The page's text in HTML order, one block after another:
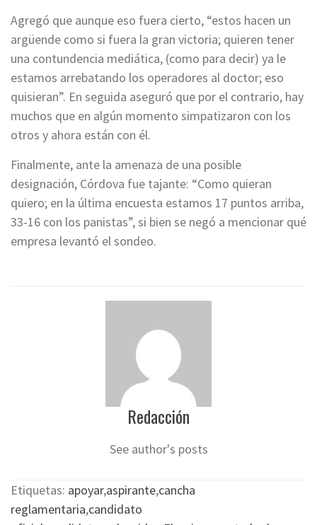
Agregó que aunque eso fuera cierto, “estos hacen un
argüende como si fuera la gran victoria; quieren tener
una contundencia mediática, (como para decir) ya le
estamos arrebatando los operadores al doctor; eso
quisieran”. En seguida aseguró que por el contrario, hay
muchos que en algún momento simpatizaron con los
otros y ahora están con él.
Finalmente, ante la amenaza de una posible
designación, Córdova fue tajante: “Como quieran
quiero; en la última encuesta estamos 17 puntos arriba,
33-16 con los panistas”, si bien se negó a mencionar qué
empresa levantó el sondeo.
Redacción
See author's posts
Etiquetas: apoyar,aspirante,cancha
reglamentaria,candidato